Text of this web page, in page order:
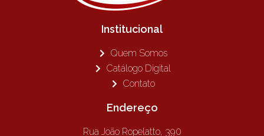
Institucional
Quem Somos
Catálogo Digital
Contato
Endereço
Rua João Ropelatto, 390